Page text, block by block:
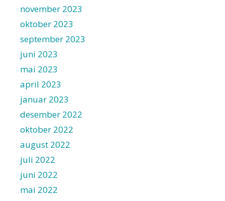
november 2023
oktober 2023
september 2023
juni 2023
mai 2023
april 2023
januar 2023
desember 2022
oktober 2022
august 2022
juli 2022
juni 2022
mai 2022